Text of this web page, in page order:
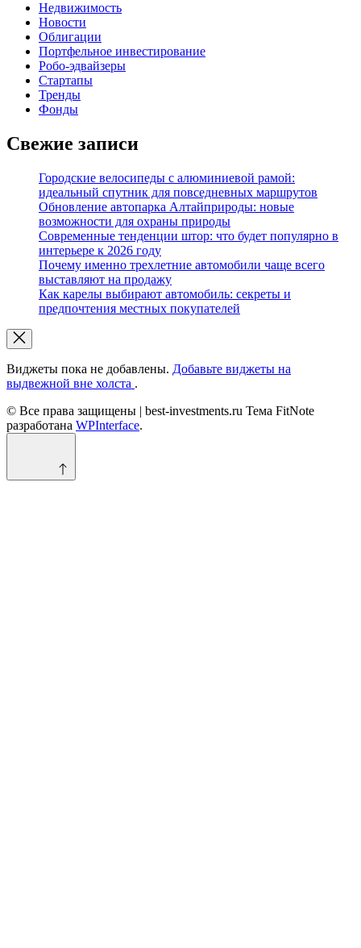
Недвижимость
Новости
Облигации
Портфельное инвестирование
Робо-эдвайзеры
Стартапы
Тренды
Фонды
Свежие записи
Городские велосипеды с алюминиевой рамой:
идеальный спутник для повседневных маршрутов
Обновление автопарка Алтайприроды: новые
возможности для охраны природы
Современные тенденции штор: что будет популярно в
интерьере к 2026 году
Почему именно трехлетние автомобили чаще всего
выставляют на продажу
Как карелы выбирают автомобиль: секреты и
предпочтения местных покупателей
Виджеты пока не добавлены. Добавьте виджеты на
выдвежной вне холста .
© Все права защищены | best-investments.ru Тема FitNote
разработана WPInterface.